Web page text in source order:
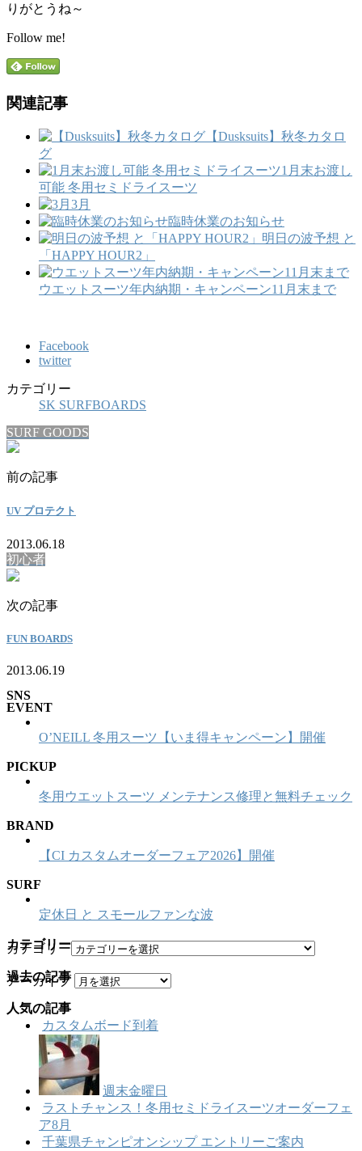
りがとうね～
Follow me!
関連記事
【Dusksuits】秋冬カタロ
グ
1月末お渡し
可能 冬用セミドライスーツ
3月
臨時休業のお知らせ
明日の波予想 と
「HAPPY HOUR2」
ウエットスーツ年内納期・キャンペーン11月末まで
Facebook
twitter
カテゴリー
SK SURFBOARDS
SURF GOODS
前の記事
UV プロテクト
2013.06.18
初心者
次の記事
FUN BOARDS
2013.06.19
SNS
EVENT
O’NEILL 冬用スーツ【いま得キャンペーン】開催
PICKUP
冬用ウエットスーツ メンテナンス修理と無料チェック
BRAND
【CI カスタムオーダーフェア2026】開催
SURF
定休日 と スモールファンな波
カテゴリー
カテゴリー
過去の記事
アーカイブ
人気の記事
カスタムボード到着
週末金曜日
ラストチャンス！冬用セミドライスーツオーダーフェ
ア8月
千葉県チャンピオンシップ エントリーご案内